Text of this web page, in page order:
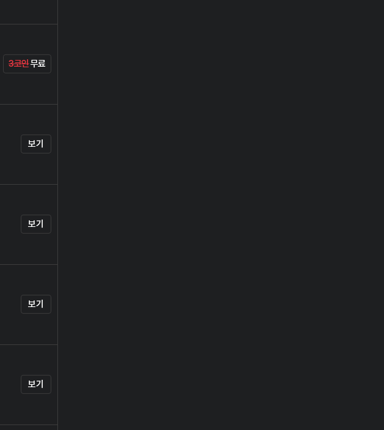
3코인무료
보기
보기
보기
보기